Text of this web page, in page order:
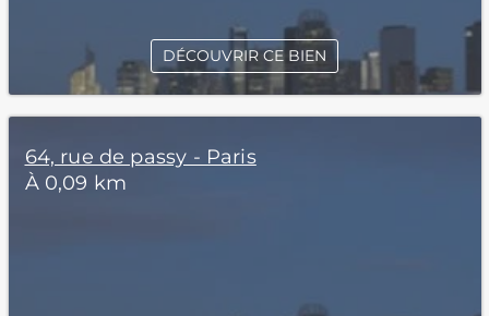
DÉCOUVRIR CE BIEN
64, rue de passy - Paris
À 0,09 km